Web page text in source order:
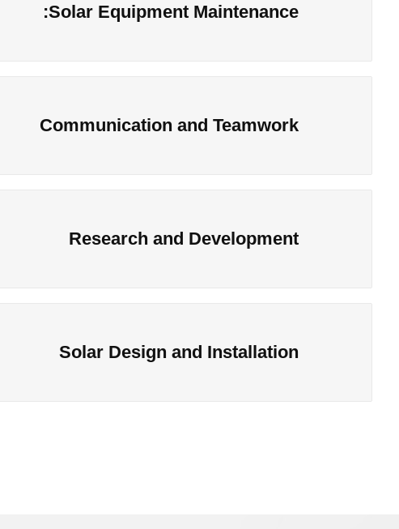
Solar Equipment Maintenance:
Communication and Teamwork
Research and Development
Solar Design and Installation